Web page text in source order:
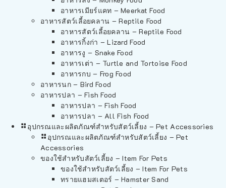
อาหารเมียร์แคท – Meerkat Food
อาหารสัตว์เลี้อยคลาน – Reptile Food
อาหารสัตว์เลี้อยคลาน – Reptile Food
อาหารกิ้งก่า – Lizard Food
อาหารงู – Snake Food
อาหารเต่า – Turtle and Tortoise Food
อาหารกบ – Frog Food
อาหารนก – Bird Food
อาหารปลา – Fish Food
อาหารปลา – Fish Food
อาหารปลา – All Fish Food
อุปกรณและผลิตภัณฑ์สำหรับสัตว์เลี้ยง – Pet Accessories
อุปกรณและผลิตภัณฑ์สำหรับสัตว์เลี้ยง – Pet
Accessories
ของใช้สำหรับสัตว์เลี้ยง – Item For Pets
ของใช้สำหรับสัตว์เลี้ยง – Item For Pets
ทรายแฮมสเตอร์ – Hamster Sand